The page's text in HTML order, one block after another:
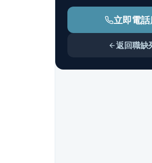
立即電
返回職缺